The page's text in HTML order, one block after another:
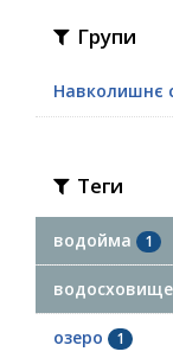
Групи
Навколишнє
Теги
водойма 1
водосховище
озеро 1